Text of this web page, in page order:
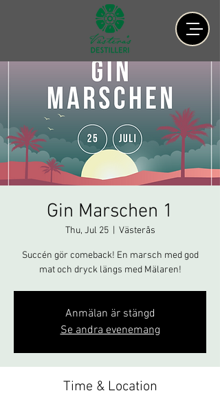
Gin Marschen 1
Thu, Jul 25
  |
Västerås
Succén gör comeback! En marsch med god
mat och dryck längs med Mälaren!
Anmälan är stängd
Se andra evenemang
Time & Location